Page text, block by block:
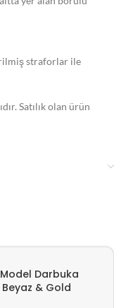
straforlar ile
Satılık olan ürün
Darbuka
Beyaz & Gold